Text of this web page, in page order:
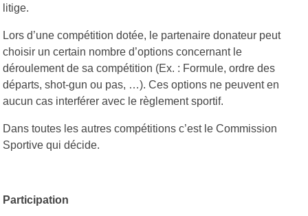
litige.
Lors d’une compétition dotée, le partenaire donateur peut
choisir un certain nombre d’options concernant le
déroulement de sa compétition (Ex. : Formule, ordre des
départs, shot-gun ou pas, …). Ces options ne peuvent en
aucun cas interférer avec le règlement sportif.
Dans toutes les autres compétitions c’est le Commission
Sportive qui décide.
Participation